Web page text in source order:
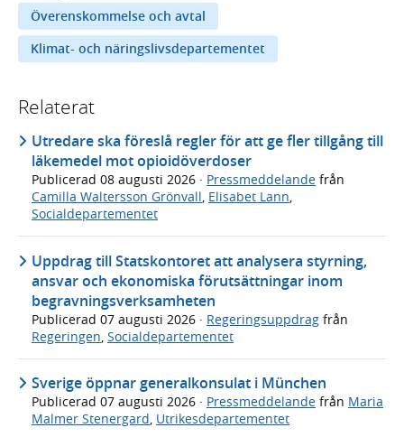
Överenskommelse och avtal
Klimat- och näringslivsdepartementet
Relaterat
Utredare ska föreslå regler för att ge fler tillgång till
läkemedel mot opioidöverdoser
Publicerad 08 augusti 2026 · Pressmeddelande från
Camilla Waltersson Grönvall, Elisabet Lann,
Socialdepartementet
Uppdrag till Statskontoret att analysera styrning,
ansvar och ekonomiska förutsättningar inom
begravningsverksamheten
Publicerad 07 augusti 2026 · Regeringsuppdrag från
Regeringen Socialdepartementet
Sverige öppnar generalkonsulat i München
Publicerad 07 augusti 2026 · Pressmeddelande från Maria
Malmer Stenergard, Utrikesdepartementet